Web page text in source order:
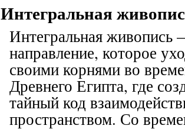
Интегральная
Интегральная живопись
направление, которое
своими корнями во
Древнего Египта, где
тайный код
пространством. Со